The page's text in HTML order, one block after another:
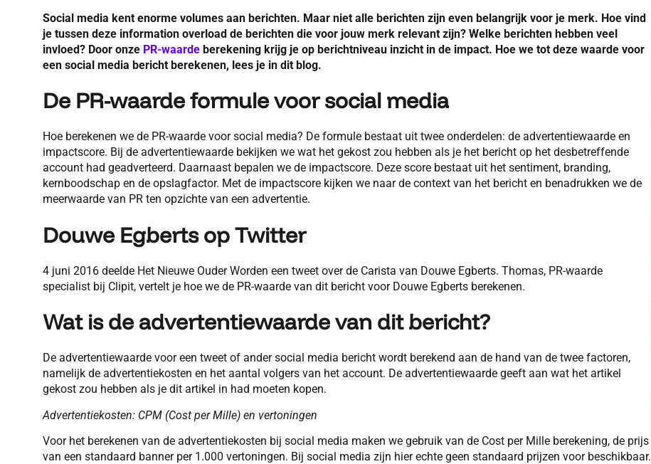
Social media kent enorme volumes aan berichten. Maar niet alle berichten zijn even belangrijk voor je merk. Hoe vind
je tussen deze information overload de berichten die voor jouw merk relevant zijn? Welke berichten hebben veel
invloed? Door onze PR-waarde berekening krijg je op berichtniveau inzicht in de impact. Hoe we tot deze waarde voor
een social media bericht berekenen, lees je in dit blog.
De PR-waarde formule voor social media
Hoe berekenen we de PR-waarde voor social media? De formule bestaat uit twee onderdelen: de advertentiewaarde en
impactscore. Bij de advertentiewaarde bekijken we wat het gekost zou hebben als je het bericht op het desbetreffende
account had geadverteerd. Daarnaast bepalen we de impactscore. Deze score bestaat uit het sentiment, branding,
kernboodschap en de opslagfactor. Met de impactscore kijken we naar de context van het bericht en benadrukken we de
meerwaarde van PR ten opzichte van een advertentie.
Douwe Egberts op Twitter
4 juni 2016 deelde Het Nieuwe Ouder Worden een tweet over de Carista van Douwe Egberts. Thomas, PR-waarde
specialist bij Clipit, vertelt je hoe we de PR-waarde van dit bericht voor Douwe Egberts berekenen.
Wat is de advertentiewaarde van dit bericht?
De advertentiewaarde voor een tweet of ander social media bericht wordt berekend aan de hand van de twee factoren,
namelijk de advertentiekosten en het aantal volgers van het account. De advertentiewaarde geeft aan wat het artikel
gekost zou hebben als je dit artikel in had moeten kopen.
Advertentiekosten: CPM (Cost per Mille) en vertoningen
Voor het berekenen van de advertentiekosten bij social media maken we gebruik van de Cost per Mille berekening, de prijs
van een standaard banner per 1.000 vertoningen. Bij social media zijn hier echte geen standaard prijzen voor beschikbaar.